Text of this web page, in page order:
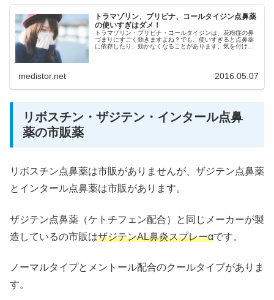
トラマゾリン、プリビナ、コールタイジン点鼻薬
の使いすぎはダメ！
トラマゾリン・プリビナ・コールタイジンは、花粉症の鼻
づまりにすごく効きますよね？でも、使いすぎると点鼻薬
に依存したり、効かなくなることがあります。気を付けて
medistor.net 2016.05.07
リボスチン・ザジテン・インタール点鼻
薬の市販薬
リボスチン点鼻薬は市販がありませんが、ザジテン点鼻薬
とインタール点鼻薬は市販があります。
ザジテン点鼻薬（ケトチフェン配合）と同じメーカーが製
造しているの市販はザジテンAL鼻炎スプレーαです。
ノーマルタイプとメントール配合のクールタイプがありま
す。